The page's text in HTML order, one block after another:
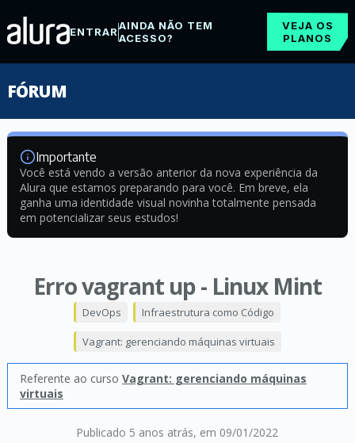
ENTRARAINDA NÃO TEM
ACESSO?
VEJA OS
PLANOS
FÓRUM
Importante
Você está vendo a versão anterior da nova experiência da
Alura que estamos preparando para você. Em breve, ela
ganha uma identidade visual novinha totalmente pensada
em potencializar seus estudos!
Erro vagrant up - Linux Mint
Publicado 5 anos atrás, em 09/01/2022
DevOps Infraestrutura como Código
Vagrant: gerenciando máquinas virtuais
Referente ao curso Vagrant: gerenciando máquinas
virtuais